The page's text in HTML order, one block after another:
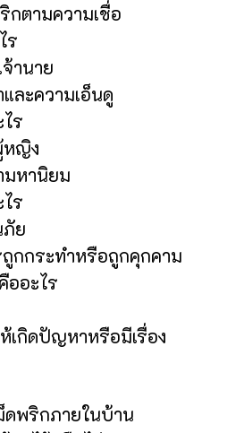
กตามความเชื่อ
ร
านาย
ละความเอ็นดู
ร
หญิง
มหานิยม
ร
ภัย
กกระทำหรือถูกคุกคาม
ออะไร
เกิดปัญหาหรือมีเรื่อง
ดพริกภายในบ้าน